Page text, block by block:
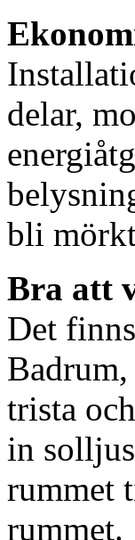
delar,
bli
Bra att
Det
trista
in
rummet
rummet.